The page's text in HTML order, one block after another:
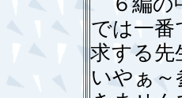
６編の
では一番
求する先
いやぁ